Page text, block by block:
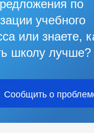
по
учебного
или знаете,
школу лучше?
Сообщить о